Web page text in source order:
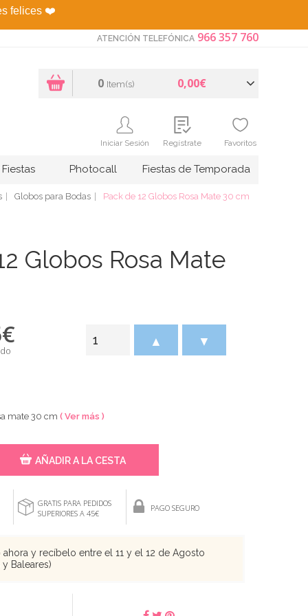
felices ❤️
ATENCIÓN TELEFÓNICA 966 357 760
0 Item(s) 0,00€
Iniciar Sesión Regístrate Favoritos
Photocall Fiestas de Temporada
Globos para Bodas Pack de 12 Globos Rosa Mate 30 cm
Globos Rosa Mate
€ ▲ ▼
mate 30 cm ( Ver más )
AÑADIR A LA CESTA
GRATIS PARA PEDIDOS
SUPERIORES A 45€
PAGO SEGURO
ahora y recíbelo entre el 11 y el 12 de Agosto
Baleares)